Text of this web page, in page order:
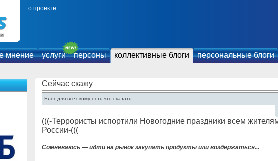
о проекте
мнение услуги персоны коллективные блоги персональные блоги
Сейчас скажу
Блог для всех кому есть что сказать.
(((-Террористы испортили Новогодние праздники всем
России-(((
Сомневаюсь — идти на рынок закупать продукты или воздержаться...